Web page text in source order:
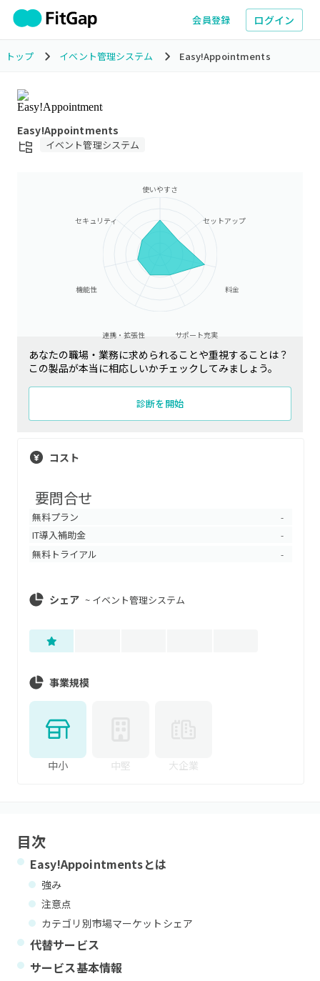
会員登録 ログイン
トップ イベント管理システム Easy!Appointments
Easy!Appointments
イベント管理システム
使いやすさ
セットアップ
料金
サポート充実
連携・拡張性
機能性
セキュリティ
あなたの職場・業務に求められることや重視することは？
この製品が本当に相応しいかチェックしてみましょう。
診断を開始
コスト
要問合せ
無料プラン -
IT導入補助金 -
無料トライアル -
シェア ~ イベント管理システム
事業規模
中小 中堅 大企業
目次
Easy!Appointmentsとは
強み
注意点
カテゴリ別市場マーケットシェア
代替サービス
サービス基本情報